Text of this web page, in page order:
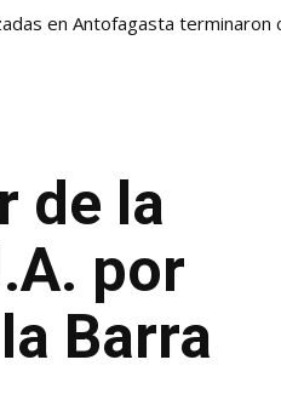
en Antofagasta terminaron
de agua durante cortes
de la
por
Barra